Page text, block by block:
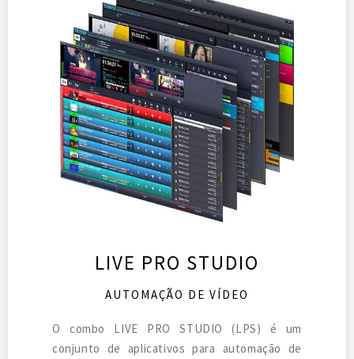
LIVE PRO STUDIO
AUTOMAÇÃO DE VÍDEO
O combo LIVE PRO STUDIO (LPS) é um
conjunto de aplicativos para automação de